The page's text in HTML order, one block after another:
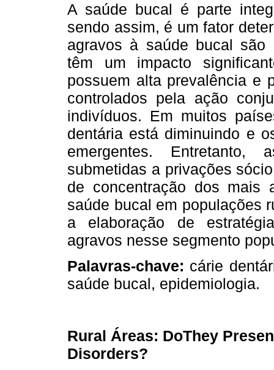
A saúde bucal é parte
sendo assim, é um fator
agravos à saúde bucal são
têm um impacto
possuem alta prevalência e
controlados pela ação
indivíduos. Em muitos
dentária está diminuindo e
emergentes.
submetidas a privações
de concentração dos mais
saúde bucal em populações
a elaboração de
agravos nesse segmento
Palavras-chave: cárie
saúde bucal, epidemiologia.
Rural Áreas: DoThey
Disorders?